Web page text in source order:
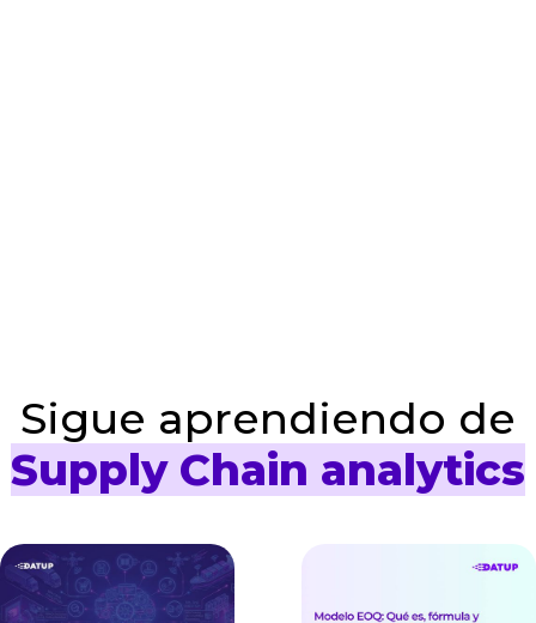
Sigue aprendiendo de
Supply Chain analytics